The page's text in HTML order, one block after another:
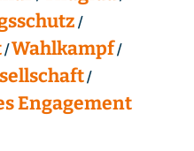
Wahlkampf
Engagement